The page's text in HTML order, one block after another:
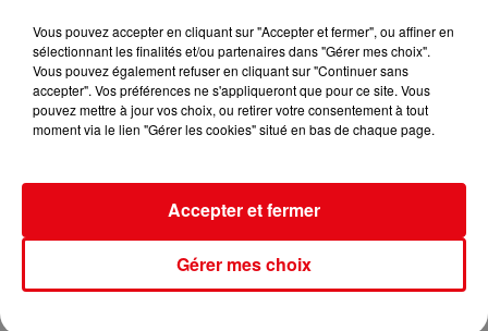
Vous pouvez accepter en cliquant sur "Accepter et fermer", ou affiner en
sélectionnant les finalités et/ou partenaires dans "Gérer mes choix".
Vous pouvez également refuser en cliquant sur "Continuer sans
accepter". Vos préférences ne s'appliqueront que pour ce site. Vous
pouvez mettre à jour vos choix, ou retirer votre consentement à tout
moment via le lien "Gérer les cookies" situé en bas de chaque page.
Gérer mes choix
Accepter et fermer